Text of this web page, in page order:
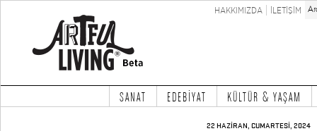
HAKKIMIZDA İLETİŞİM
SANAT EDEBİYAT KÜLTÜR & YAŞAM
22 HAZİRAN, CUMARTESİ, 2024